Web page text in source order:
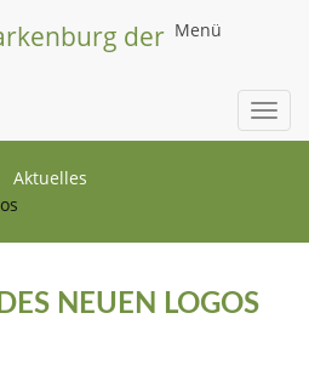
Menü
Aktuelles
NEUEN LOGOS